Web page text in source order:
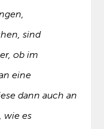
sind
ob im
eine
dann auch an
wie es